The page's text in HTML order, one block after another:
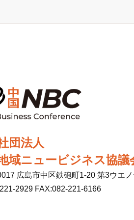
団法人
域ニュービジネス協議
広島市中区鉄砲町1-20 第3ウエ
2929 FAX:082-221-6166